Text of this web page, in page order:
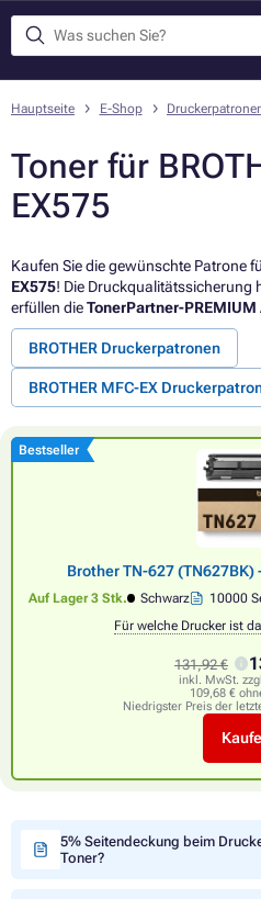
Hauptseite E-Shop
Toner für
EX575
Kaufen Sie die gewünschte Patrone
EX575! Die Druckqualitätssicherung
erfüllen dieTonerPartner-PREMIUM
BROTHER Druckerpatronen
BROTHER MFC-EX
Bestseller
Brother TN-627
Auf Lager 3 Stk. Schwarz 10000
Für welche Drucker ist
131,92 €
inkl. MwSt. zzgl.
109,68 €
Niedrigster Preis der
5% Seitendeckung beim
Toner?